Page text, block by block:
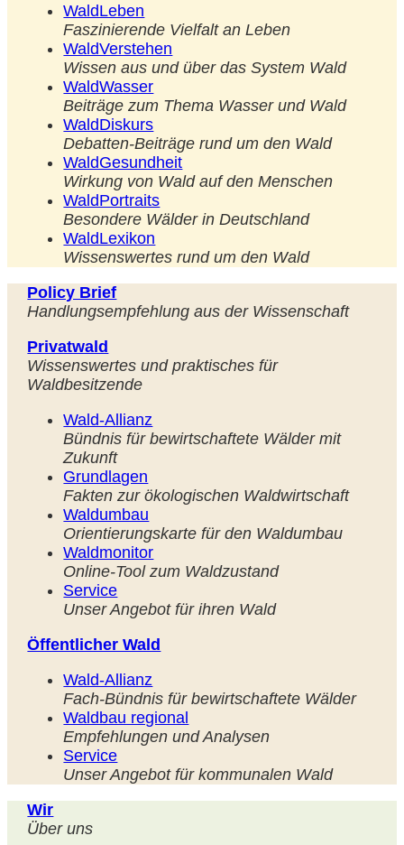
WaldLeben
Faszinierende Vielfalt an Leben
WaldVerstehen
Wissen aus und über das System Wald
WaldWasser
Beiträge zum Thema Wasser und Wald
WaldDiskurs
Debatten-Beiträge rund um den Wald
WaldGesundheit
Wirkung von Wald auf den Menschen
WaldPortraits
Besondere Wälder in Deutschland
WaldLexikon
Wissenswertes rund um den Wald
Policy Brief
Handlungsempfehlung aus der Wissenschaft
Privatwald
Wissenswertes und praktisches für
Waldbesitzende
Wald-Allianz
Bündnis für bewirtschaftete Wälder mit
Zukunft
Grundlagen
Fakten zur ökologischen Waldwirtschaft
Waldumbau
Orientierungskarte für den Waldumbau
Waldmonitor
Online-Tool zum Waldzustand
Service
Unser Angebot für ihren Wald
Öffentlicher Wald
Wald-Allianz
Fach-Bündnis für bewirtschaftete Wälder
Waldbau regional
Empfehlungen und Analysen
Service
Unser Angebot für kommunalen Wald
Wir
Über uns